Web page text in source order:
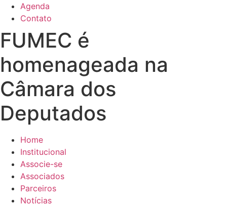
Agenda
Contato
FUMEC é
homenageada na
Câmara dos
Deputados
Home
Institucional
Associe-se
Associados
Parceiros
Notícias